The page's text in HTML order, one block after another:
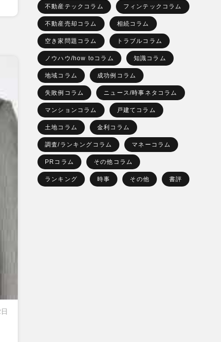
不動産テックコラム フィンテックコラム
不動産売却コラム 相続コラム
空き家問題コラム トラブルコラム
ノウハウ/how toコラム 知識コラム
地域コラム 成功例コラム
失敗例コラム ニュース/時事ネタコラム
マンションコラム 戸建てコラム
土地コラム 金利コラム
調査/ランキングコラム マネーコラム
PRコラム その他コラム
ランキング 時事 その他 書評